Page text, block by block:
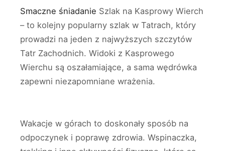
Smaczne śniadanie Szlak na Kasprowy Wierch
– to kolejny popularny szlak w Tatrach, który
prowadzi na jeden z najwyższych szczytów
Tatr Zachodnich. Widoki z Kasprowego
Wierchu są oszałamiające, a sama wędrówka
zapewni niezapomniane wrażenia.
Wakacje w górach to doskonały sposób na
odpoczynek i poprawę zdrowia. Wspinaczka,